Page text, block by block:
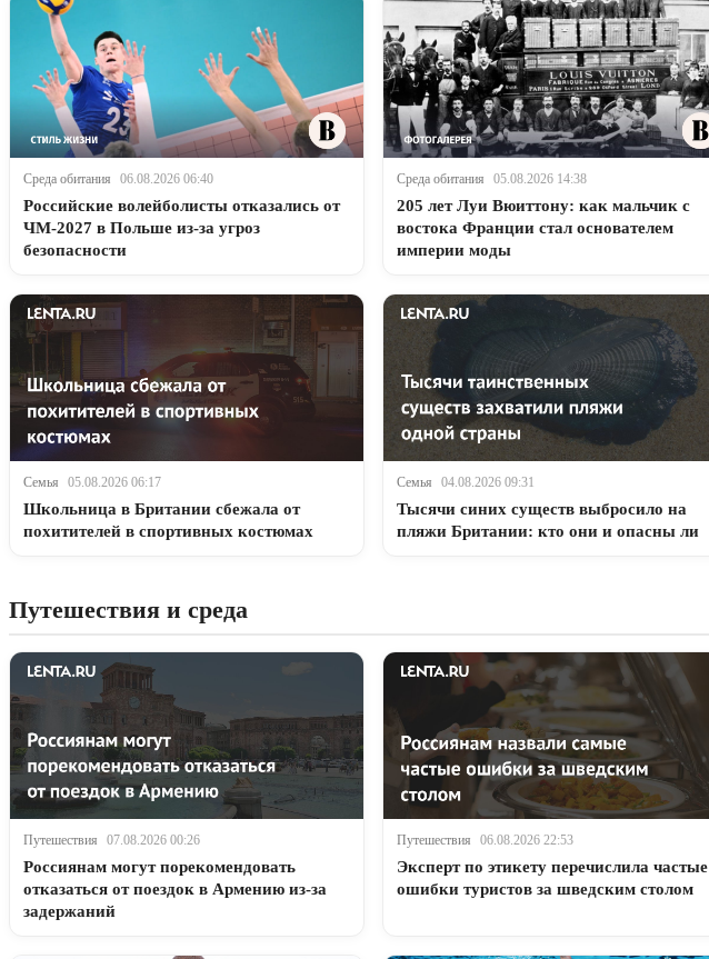
Среда обитания 06.08.2026 06:40
Российские волейболисты отказались от
ЧМ-2027 в Польше из-за угроз
безопасности
Среда обитания 05.08.2026 14:38
205 лет Луи Вюиттону: как мальчик с
востока Франции стал основателем
империи моды
Семья 05.08.2026 06:17
Школьница в Британии сбежала от
похитителей в спортивных костюмах
Семья 04.08.2026 09:31
Тысячи синих существ выбросило на
пляжи Британии: кто они и опасны ли
Путешествия и среда
Путешествия 07.08.2026 00:26
Россиянам могут порекомендовать
отказаться от поездок в Армению из-за
задержаний
Путешествия 06.08.2026 22:53
Эксперт по этикету перечислила частые
ошибки туристов за шведским столом